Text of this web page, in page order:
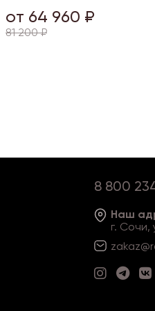
от 64 960 ₽
81 200 ₽
8 800
Наш
г. Сочи,